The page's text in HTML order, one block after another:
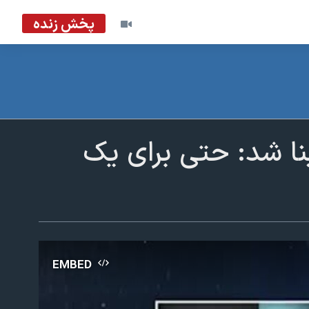
پخش زنده
شد: حتی برای یک
EMBED